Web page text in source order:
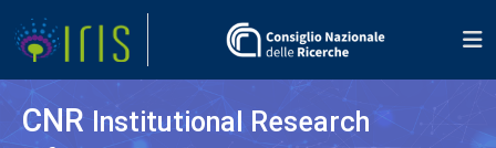
CNR Institutional Research